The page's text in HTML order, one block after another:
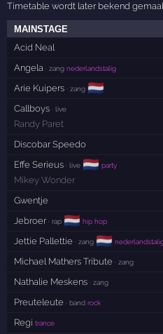
Timetable wordt later bekend
MAINSTAGE
Acid Neal
Angela · zang nederlandstalig
Arie Kuipers · zang 🇳🇱
Callboys · live
Randy Paret
Discobar Speedo
Effe Serieus · live 🇳🇱 party
Mikey Wonder
Gwentje
Jebroer· rap 🇳🇱 hip hop
Jettie Pallettie · zang 🇳🇱
Michael Mathers Tribute · zang
Nathalie Meskens · zang
Preuteleute · band rock
Regi trance